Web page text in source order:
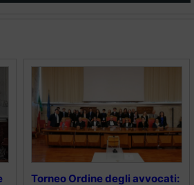
Torneo Ordine degli avvocati: